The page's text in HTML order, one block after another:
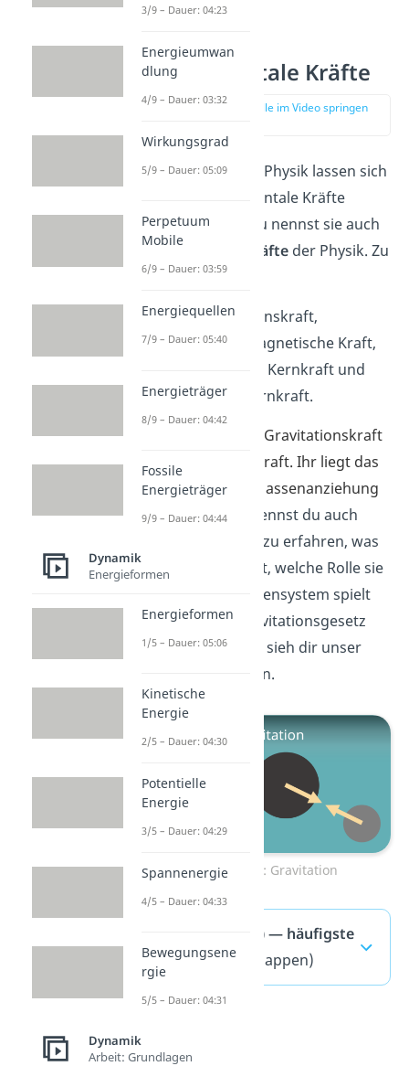
Fundamentale Kräfte
zur Stelle im Video springen
Alle Kräfte in der Physik lassen sich
auf vier fundamentale Kräfte
zurückführen. Du nennst sie auch
dievier Grundkräfteder Physik. Zu
ihnen zählen
die Gravitationskraft,
die elektromagnetische Kraft,
die schwache Kernkraft und
die starke Kernkraft.
Von ihnen ist die Gravitationskraft
die schwächste Kraft. Ihr liegt das
Phänomen der Massenanziehung
zugrunde.Das nennst du auch
. Um zu erfahren, was
die Gravitation ist, welche Rolle sie
in unserem Sonnensystem spielt
und was das Gravitationsgesetz
über sie aussagt, sieh dir unser
nächstes Video an.
Zum Video: Gravitation
Kraft (Physik) — häufigste
Fragen(ausklappen)
3/9 – Dauer: 04:23
Energieumwan
dlung
4/9 – Dauer: 03:32
Wirkungsgrad
5/9 – Dauer: 05:09
Perpetuum
Mobile
6/9 – Dauer: 03:59
Energiequellen
7/9 – Dauer: 05:40
Energieträger
8/9 – Dauer: 04:42
Fossile
Energieträger
9/9 – Dauer: 04:44
Dynamik
Energieformen
Energieformen
1/5 – Dauer: 05:06
Kinetische
Energie
2/5 – Dauer: 04:30
Potentielle
Energie
3/5 – Dauer: 04:29
Spannenergie
4/5 – Dauer: 04:33
Bewegungsene
rgie
5/5 – Dauer: 04:31
Dynamik
Arbeit: Grundlagen